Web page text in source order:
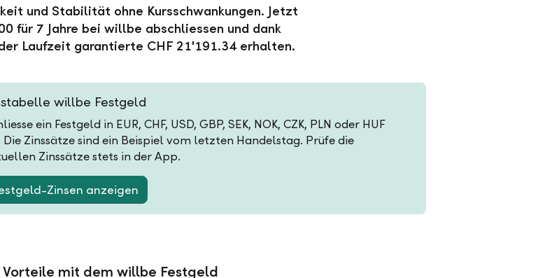
und Stabilität ohne Kursschwankungen. Jetzt
für 7 Jahre bei willbe abschliessen und dank
Laufzeit garantierte CHF 21'191.34 erhalten.
willbe Festgeld
ein Festgeld in EUR, CHF, USD, GBP, SEK, NOK, CZK, PLN oder HUF
Die Zinssätze sind ein Beispiel vom letzten Handelstag. Prüfe die
Zinssätze stets in der App.
Zinsen anzeigen
Vorteile mit dem willbe Festgeld